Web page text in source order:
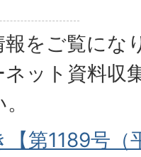
をご覧にな
ット資料収
【第1189号